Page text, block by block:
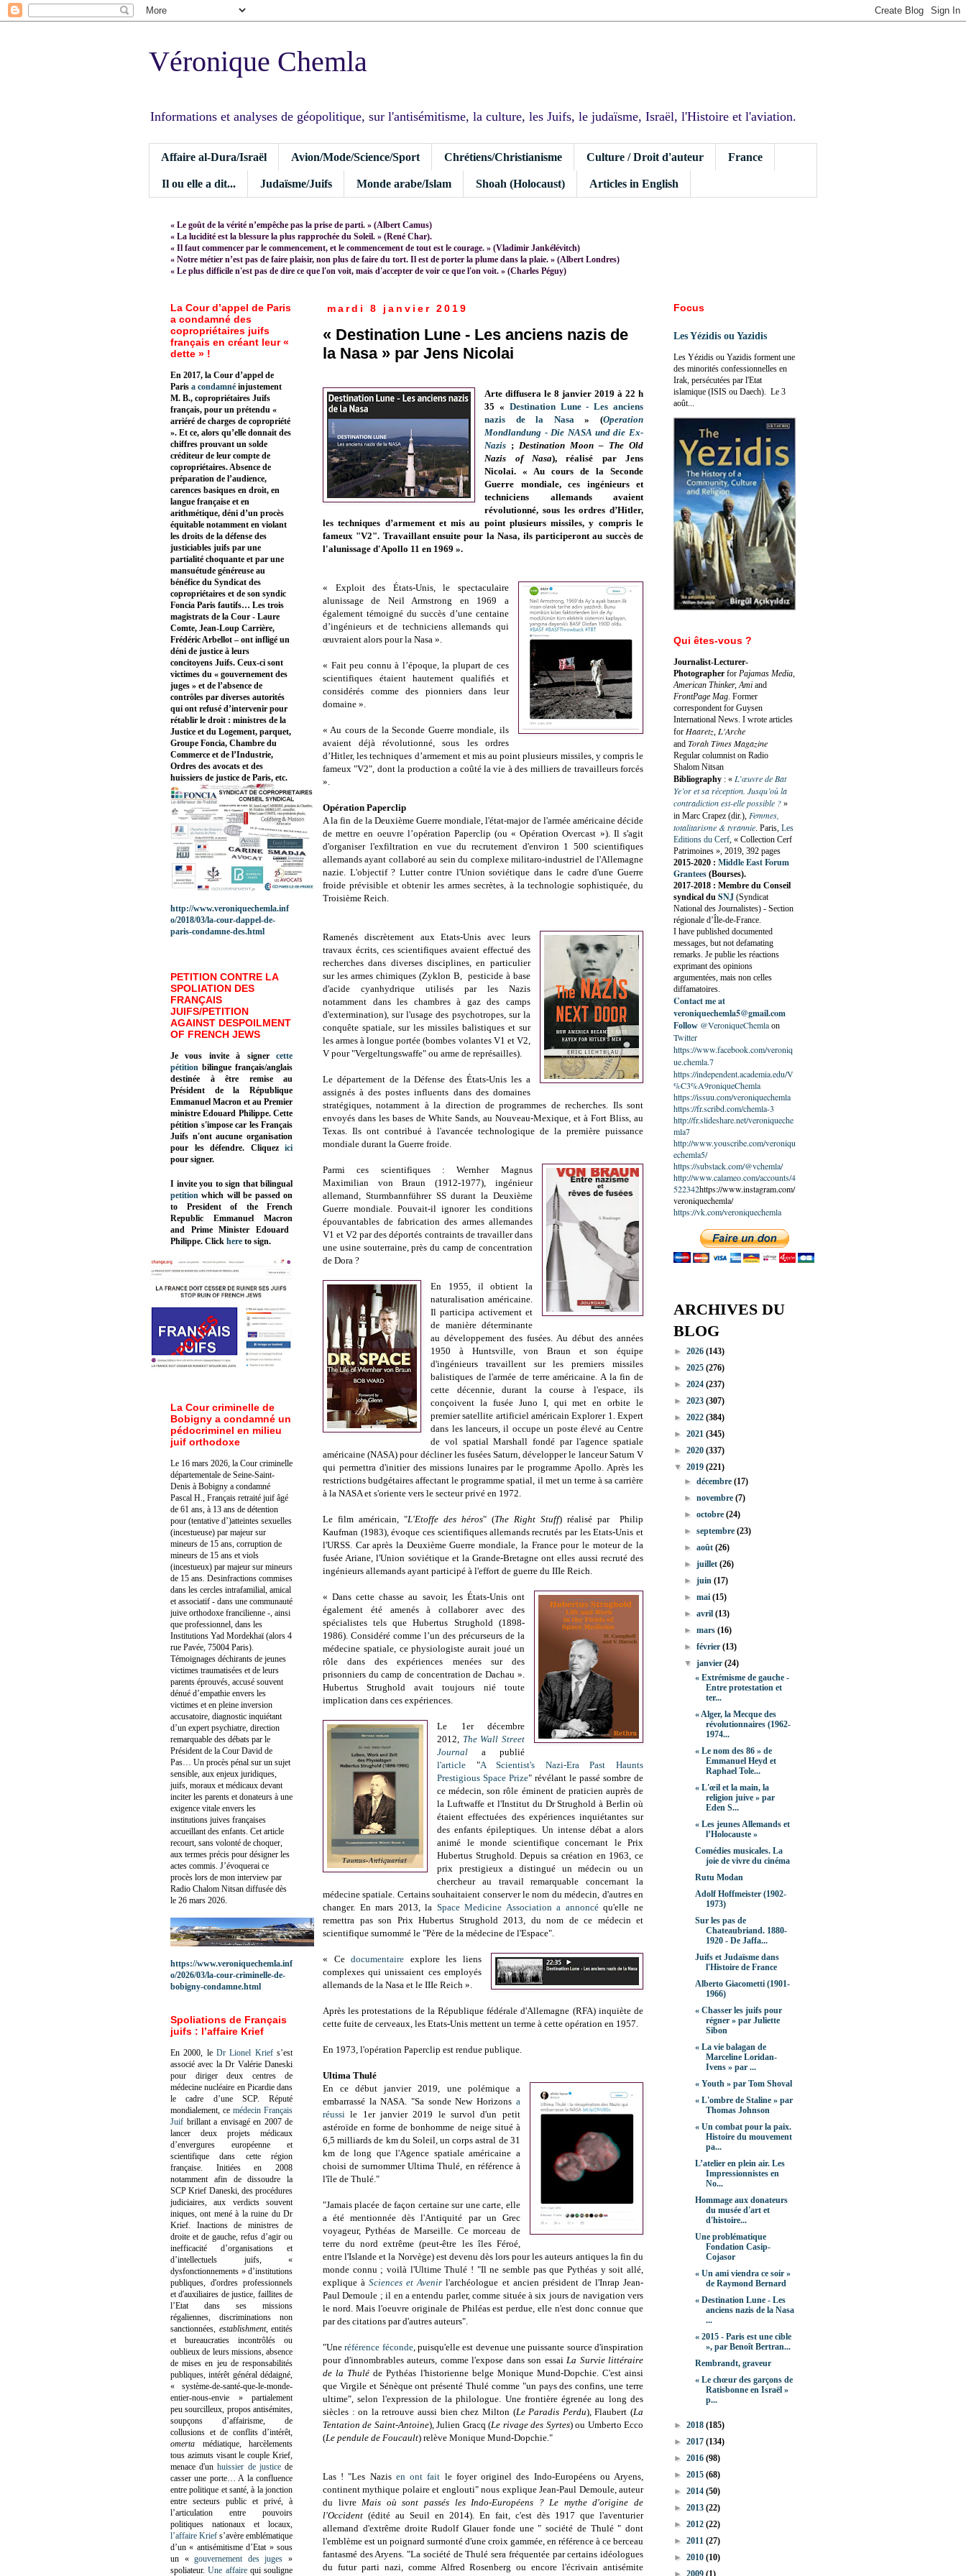
Véronique Chemla
Informations et analyses de géopolitique, sur l'antisémitisme, la culture, les Juifs, le judaïsme, Israël, l'Histoire et l'aviation.
Affaire al-Dura/Israël Avion/Mode/Science/Sport Chrétiens/Christianisme Culture / Droit d'auteur France
Il ou elle a dit... Judaïsme/Juifs Monde arabe/Islam Shoah (Holocaust) Articles in English
« Le goût de la vérité n’empêche pas la prise de parti. » (Albert Camus)
« La lucidité est la blessure la plus rapprochée du Soleil. » (René Char).
« Il faut commencer par le commencement, et le commencement de tout est le courage. » (Vladimir Jankélévitch)
« Notre métier n’est pas de faire plaisir, non plus de faire du tort. Il est de porter la plume dans la plaie. » (Albert Londres)
« Le plus difficile n'est pas de dire ce que l'on voit, mais d'accepter de voir ce que l'on voit. » (Charles Péguy)
mardi 8 janvier 2019
« Destination Lune - Les anciens nazis de
la Nasa » par Jens Nicolai
Arte diffusera le 8 janvier 2019 à 22 h
35 « Destination Lune - Les anciens
nazis de la Nasa» (Operation
Mondlandung - Die NASA und die Ex-
Nazis ;Destination Moon – The Old
Nazis of Nasa), réalisé par Jens
Nicolai. « Au cours de la Seconde
Guerre mondiale, ces ingénieurs et
techniciens allemands avaient
révolutionné, sous les ordres d’Hitler,
les techniques d’armement et mis au point plusieurs missiles, y compris le
fameux "V2". Travaillant ensuite pour la Nasa, ils participeront au succès de
l'alunissage d'Apollo 11 en 1969 ».
« Exploit des États-Unis, le spectaculaire
alunissage de Neil Armstrong en 1969 a
également témoigné du succès d’une centaine
d’ingénieurs et de techniciens allemands qui
œuvraient alors pour la Nasa ».
« Fait peu connu à l’époque, la plupart de ces
scientifiques étaient hautement qualifiés et
considérés comme des pionniers dans leur
domaine ».
« Au cours de la Seconde Guerre mondiale, ils
avaient déjà révolutionné, sous les ordres
d’Hitler, les techniques d’armement et mis au point plusieurs missiles, y compris le
fameux "V2", dont la production a coûté la vie à des milliers de travailleurs forcés
».
Opération Paperclip
A la fin de la Deuxième Guerre mondiale, l'état-major de l'armée américaine décide
de mettre en oeuvre l’opération Paperclip (ou « Opération Overcast »). Il s'agit
d'organiser l'exfiltration en vue du recrutement d'environ 1 500 scientifiques
allemands ayant collaboré au sein du complexe militaro-industriel de l'Allemagne
nazie. L'objectif ? Lutter contre l'Union soviétique dans le cadre d'une Guerre
froide prévisible et obtenir les armes secrètes, à la technologie sophistiquée, du
Troisième Reich.
Ramenés discrètement aux Etats-Unis avec leurs
travaux écrits, ces scientifiques avaient effectué des
recherches dans diverses disciplines, en particulier
sur les armes chimiques (Zyklon B, pesticide à base
d'acide cyanhydrique utilisés par les Nazis
notamment dans les chambres à gaz des camps
d'extermination), sur l'usage des psychotropes, sur la
conquête spatiale, sur les missiles balistiques et sur
les armes à longue portée (bombes volantes V1 et V2,
V pour "Vergeltungswaffe" ou arme de représailles).
Le département de la Défense des États-Unis les a
assignés à des postes influents dans des domaines
stratégiques, notamment à la direction de programmes de recherches. Ils sont
envoyés dans les bases de White Sands, au Nouveau-Mexique, et à Fort Bliss, au
Texas. Ils ont contribué à l'avancée technologique de la première puissance
mondiale durant la Guerre froide.
Parmi ces scientifiques : Wernher Magnus
Maximilian von Braun (1912-1977), ingénieur
allemand, Sturmbannführer SS durant la Deuxième
Guerre mondiale. Pouvait-il ignorer les conditions
épouvantables de fabrication des armes allemandes
V1 et V2 par des déportés contraints de travailler dans
une usine souterraine, près du camp de concentration
de Dora ?
En 1955, il obtient la
naturalisation américaine.
Il participa activement et
de manière déterminante
au développement des fusées. Au début des années
1950 à Huntsville, von Braun et son équipe
d'ingénieurs travaillent sur les premiers missiles
balistiques de l'armée de terre américaine. A la fin de
cette décennie, durant la course à l'espace, ils
conçoivent la fusée Juno I, qui met en orbite le
premier satellite artificiel américain Explorer 1. Expert
dans les lanceurs, il occupe un poste élevé au Centre
de vol spatial Marshall fondé par l'agence spatiale
américaine (NASA) pour décliner les fusées Saturn, développer le lanceur Saturn V
qui permettra d'initier des missions lunaires par le programme Apollo. Après les
restrictions budgétaires affectant le programme spatial, il met un terme à sa carrière
à la NASA et s'oriente vers le secteur privé en 1972.
Le film américain, "L'Etoffe des héros" (The Right Stuff) réalisé par Philip
Kaufman (1983), évoque ces scientifiques allemands recrutés par les Etats-Unis et
l'URSS. Car après la Deuxième Guerre mondiale, la France pour le moteur de la
fusée Ariane, l'Union soviétique et la Grande-Bretagne ont elles aussi recruté des
ingénieurs allemands ayant participé à l'effort de guerre du IIIe Reich.
« Dans cette chasse au savoir, les États-Unis ont
également été amenés à collaborer avec des
spécialistes tels que Hubertus Strughold (1898-
1986). Considéré comme l’un des précurseurs de la
médecine spatiale, ce physiologiste aurait joué un
rôle dans des expériences menées sur des
prisonniers du camp de concentration de Dachau ».
Hubertus Strughold avait toujours nié toute
implication dans ces expériences.
Le 1er décembre
2012, The Wall Street
Journal a publié
l'article "A Scientist's Nazi-Era Past Haunts
Prestigious Space Prize" révélant le passé sombre de
ce médecin, son rôle éminent de praticien auprès de
la Luftwaffe et l'Institut du Dr Strughold à Berlin où
étaient effectuées des expériences inquiétantes sur
des enfants épileptiques. Un intense débat a alors
animé le monde scientifique concernant le Prix
Hubertus Strughold. Depuis sa création en 1963, ce
prix prestigieux a distingué un médecin ou un
chercheur au travail remarquable concernant la
médecine spatiale. Certains souhaitaient conserver le nom du médecin, d'autres en
changer. En mars 2013, la Space Medicine Association a annoncéqu'elle ne
remettra pas son Prix Hubertus Strughold 2013, du nom de ce médecin et
scientifique surnommé le "Père de la médecine de l'Espace".
« Cedocumentaire explore les liens
complexes qui unissaient ces employés
allemands de la Nasa et le IIIe Reich ».
Après les protestations de la République fédérale d'Allemagne (RFA) inquiète de
cette fuite de cerveaux, les Etats-Unis mettent un terme à cette opération en 1957.
En 1973, l'opération Paperclip est rendue publique.
Ultima Thulé
En ce début janvier 2019, une polémique a
embarrassé la NASA. "Sa sonde New Horizons a
réussi le 1er janvier 2019 le survol d'un petit
astéroïde en forme de bonhomme de neige situé à
6,5 milliards de km du Soleil, un corps astral de 31
km de long que l'Agence spatiale américaine a
choisi de surnommer Ultima Thulé, en référence à
l'île de Thulé."
"Jamais placée de façon certaine sur une carte, elle
a été mentionnée dès l'Antiquité par un Grec
voyageur, Pythéas de Marseille. Ce morceau de
terre du nord extrême (peut-être les îles Féroé,
entre l'Islande et la Norvège) est devenu dès lors pour les auteurs antiques la fin du
monde connu ; voilà l'Ultime Thulé ! "Il ne semble pas que Pythéas y soit allé,
explique àSciences et Avenir l'archéologue et ancien président de l'Inrap Jean-
Paul Demoule ; il en a entendu parler, comme située à six jours de navigation vers
le nord. Mais l'oeuvre originale de Philéas est perdue, elle n'est donc connue que
par des citations par d'autres auteurs".
"Uneréférence féconde, puisqu'elle est devenue une puissante source d'inspiration
pour d'innombrables auteurs, comme l'expose dans son essai La Survie littéraire
de la Thulé de Pythéas l'historienne belge Monique Mund-Dopchie. C'est ainsi
que Virgile et Sénèque ont présenté Thulé comme "un pays des confins, une terre
ultime", selon l'expression de la philologue. Une frontière égrenée au long des
siècles : on la retrouve aussi bien chez Milton (Le Paradis Perdu), Flaubert (La
Tentation de Saint-Antoine), Julien Gracq (Le rivage des Syrtes) ou Umberto Ecco
(Le pendule de Foucault) relève Monique Mund-Dopchie."
Las ! "Les Nazis en ont fait le foyer originel des Indo-Européens ou Aryens,
continent mythique polaire et englouti" nous explique Jean-Paul Demoule, auteur
du livreMais où sont passés les Indo-Européens ? Le mythe d'origine de
l'Occident (édité au Seuil en 2014). En fait, c'est dès 1917 que l'aventurier
allemand d'extrême droite Rudolf Glauer fonde une " société de Thulé " dont
l'emblème est un poignard surmonté d'une croix gammée, en référence à ce berceau
fantasmé des Aryens. "La société de Thulé sera fréquentée par certains idéologues
du futur parti nazi, comme Alfred Rosenberg ou encore l'écrivain antisémite
La Cour d’appel de Paris
a condamné des
copropriétaires juifs
français en créant leur «
dette » !
En 2017, la Cour d’appel de
Paris a condamné injustement
M. B., copropriétaires Juifs
français, pour un prétendu «
arriéré de charges de copropriété
». Et ce, alors qu’elle donnait des
chiffres prouvant un solde
créditeur de leur compte de
copropriétaires. Absence de
préparation de l’audience,
carences basiques en droit, en
langue française et en
arithmétique, déni d’un procès
équitable notamment en violant
les droits de la défense des
justiciables juifs par une
partialité choquante et par une
mansuétude généreuse au
bénéfice du Syndicat des
copropriétaires et de son syndic
Foncia Paris fautifs… Les trois
magistrats de la Cour - Laure
Comte, Jean-Loup Carrière,
Frédéric Arbellot – ont infligé un
déni de justice à leurs
concitoyens Juifs. Ceux-ci sont
victimes du « gouvernement des
juges » et de l’absence de
contrôles par diverses autorités
qui ont refusé d’intervenir pour
rétablir le droit : ministres de la
Justice et du Logement, parquet,
Groupe Foncia, Chambre du
Commerce et de l’Industrie,
Ordres des avocats et des
huissiers de justice de Paris, etc.
http://www.veroniquechemla.inf
o/2018/03/la-cour-dappel-de-
paris-condamne-des.html
PETITION CONTRE LA
SPOLIATION DES
FRANÇAIS
JUIFS/PETITION
AGAINST DESPOILMENT
OF FRENCH JEWS
Je vous invite à signer cette
pétition bilingue français/anglais
destinée à être remise au
Président de la République
Emmanuel Macron et au Premier
ministre Edouard Philippe. Cette
pétition s'impose car les Français
Juifs n'ont aucune organisation
pour les défendre. Cliquez
ici
pour signer.
I invite you to sign that bilingual
petition which will be passed on
to President of the French
Republic Emmanuel Macron
and Prime Minister Edouard
Philippe. Click here to sign.
La Cour criminelle de
Bobigny a condamné un
pédocriminel en milieu
juif orthodoxe
Le 16 mars 2026, la Cour criminelle
départementale de Seine-Saint-
Denis à Bobigny a condamné
Pascal H., Français retraité juif âgé
de 61 ans, à 13 ans de détention
pour (tentative d’)atteintes sexuelles
(incestueuse) par majeur sur
mineurs de 15 ans, corruption de
mineurs de 15 ans et viols
(incestueux) par majeur sur mineurs
de 15 ans. Desinfractions commises
dans les cercles intrafamilial, amical
et associatif - dans une communauté
juive orthodoxe francilienne -, ainsi
que professionnel, dans les
Institutions Yad Mordekhaï (alors 4
rue Pavée, 75004 Paris).
Témoignages déchirants de jeunes
victimes traumatisées et de leurs
parents éprouvés, accusé souvent
dénué d’empathie envers les
victimes et en pleine inversion
accusatoire, diagnostic inquiétant
d’un expert psychiatre, direction
remarquable des débats par le
Président de la Cour David de
Pas… Un procès pénal sur un sujet
sensible, aux enjeux juridiques,
juifs, moraux et médicaux devant
inciter les parents et donateurs à une
exigence vitale envers les
institutions juives françaises
accueillant des enfants. Cet article
recourt, sans volonté de choquer,
aux termes précis pour désigner les
actes commis. J’évoquerai ce
procès lors de mon interview par
Radio Chalom Nitsan diffusée dès
le 26 mars 2026.
https://www.veroniquechemla.inf
o/2026/03/la-cour-criminelle-de-
bobigny-condamne.html
Spoliations de Français
juifs : l’affaire Krief
En 2000, le Dr Lionel Kriefs’est
associé avec la Dr Valérie Daneski
pour diriger deux centres de
médecine nucléaire en Picardie dans
le cadre d’une SCP. Réputé
mondialement, ce médecin Français
Juif brillant a envisagé en 2007 de
lancer deux projets médicaux
d’envergures européenne et
scientifique dans cette région
française. Initiées en 2008
notamment afin de dissoudre la
SCP Krief Daneski, des procédures
judiciaires, aux verdicts souvent
iniques, ont mené à la ruine du Dr
Krief. Inactions de ministres de
droite et de gauche, refus d’agir ou
inefficacité d’organisations et
d’intellectuels juifs, «
dysfonctionnements » d’institutions
publiques, d'ordres professionnels
et d'auxiliaires de justice, faillites de
l’Etat dans ses missions
régaliennes, discriminations non
sanctionnées, establishment, entités
et bureaucraties incontrôlés ou
oublieux de leurs missions, absence
de mises en jeu de responsabilités
publiques, intérêt général dédaigné,
« système-de-santé-que-le-monde-
entier-nous-envie » partialement
peu sourcilleux, propos antisémites,
soupçons d’affairisme, de
collusions et de conflits d’intérêt,
omerta médiatique, harcèlements
tous azimuts visant le couple Krief,
menace d'unhuissier de justicede
casser une porte… A la confluence
entre politique et santé, à la jonction
entre secteurs public et privé, à
l’articulation entre pouvoirs
politiques nationaux et locaux,
l’affaire Krief s’avère emblématique
d’un « antisémitisme d’Etat » sous
un «gouvernement des juges »
spoliateur.Une affairequi souligne
Focus
Les Yézidis ou Yazidis
Les Yézidis ou Yazidis forment une
des minorités confessionnelles en
Irak, persécutées par l'Etat
islamique (ISIS ou Daech). Le 3
août...
Qui êtes-vous ?
Journalist-Lecturer-
Photographer for Pajamas Media,
American Thinker, Ami and
FrontPage Mag. Former
correspondent for Guysen
International News. I wrote articles
for Haaretz, L'Arche
and Torah Times Magazine
Regular columnist on Radio
Shalom Nitsan
Bibliography : « L’œuvre de Bat
Ye’or et sa réception. Jusqu’où la
contradiction est-elle possible ? »
in Marc Crapez (dir.), Femmes,
totalitarisme & tyrannie. Paris, Les
Editions du Cerf, « Collection Cerf
Patrimoines », 2019, 392 pages
2015-2020 : Middle East Forum
Grantees (Bourses).
2017-2018 : Membre du Conseil
syndical du SNJ (Syndicat
National des Journalistes) - Section
régionale d’Île-de-France.
I have published documented
messages, but not defamating
remarks. Je publie les réactions
exprimant des opinions
argumentées, mais non celles
diffamatoires.
Contact me at
veroniquechemla5@gmail.com
Follow @VeroniqueChemlaon
Twitter
https://www.facebook.com/veroniq
ue.chemla.7
https://independent.academia.edu/V
%C3%A9roniqueChemla
https://issuu.com/veroniquechemla
https://fr.scribd.com/chemla-3
http://fr.slideshare.net/veroniqueche
mla7
http://www.youscribe.com/veroniqu
echemla5/
https://substack.com/@vchemla/
http://www.calameo.com/accounts/4
522342https://www.instagram.com/
veroniquechemla/
https://vk.com/veroniquechemla
ARCHIVES DU
BLOG
► 2026 (143)
► 2025 (276)
► 2024 (237)
► 2023 (307)
► 2022 (384)
► 2021 (345)
► 2020 (337)
▼ 2019 (221)
►décembre(17)
►novembre(7)
►octobre(24)
►septembre(23)
►août(26)
►juillet(26)
►juin(17)
►mai(15)
►avril(13)
►mars(16)
►février(13)
▼janvier(24)
« Extrémisme de gauche -
Entre protestation et
ter...
« Alger, la Mecque des
révolutionnaires (1962-
1974...
« Le nom des 86 » de
Emmanuel Heyd et
Raphael Tole...
« L'œil et la main, la
religion juive » par
Eden S...
« Les jeunes Allemands et
l’Holocauste »
Comédies musicales. La
joie de vivre du cinéma
Rutu Modan
Adolf Hoffmeister (1902-
1973)
Sur les pas de
Chateaubriand. 1880-
1920 - De Jaffa...
Juifs et Judaïsme dans
l'Histoire de France
Alberto Giacometti (1901-
1966)
« Chasser les juifs pour
régner » par Juliette
Sibon
« La vie balagan de
Marceline Loridan-
Ivens » par ...
« Youth » par Tom Shoval
« L'ombre de Staline » par
Thomas Johnson
« Un combat pour la paix.
Histoire du mouvement
pa...
L’atelier en plein air. Les
Impressionnistes en
No...
Hommage aux donateurs
du musée d'art et
d'histoire...
Une problématique
Fondation Casip-
Cojasor
« Un ami viendra ce soir »
de Raymond Bernard
« Destination Lune - Les
anciens nazis de la Nasa
...
« 2015 - Paris est une cible
», par Benoît Bertran...
Rembrandt, graveur
« Le chœur des garçons de
Ratisbonne en Israël »
p...
► 2018 (185)
► 2017 (134)
► 2016 (98)
► 2015 (68)
► 2014 (50)
► 2013 (22)
► 2012 (22)
► 2011 (27)
► 2010 (10)
► 2009 (1)